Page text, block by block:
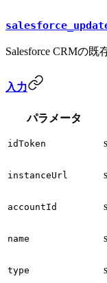
Salesforce CRMの
入力
パラメータ
idToken
instanceUrl
accountId
name
type